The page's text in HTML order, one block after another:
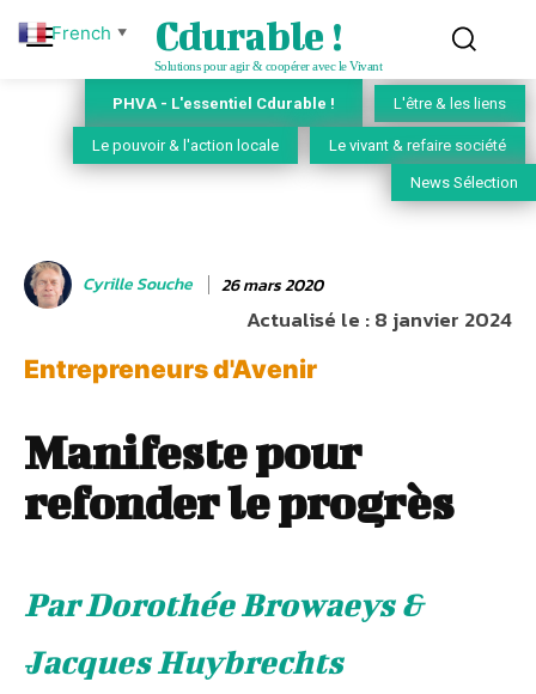
Cdurable !
Solutions pour agir & coopérer avec le Vivant
PHVA - L'essentiel Cdurable ! L'être & les liens
Le pouvoir & l'action locale Le vivant & refaire société
News Sélection
Cyrille Souche 26 mars 2020
Actualisé le :8 janvier 2024
Entrepreneurs d'Avenir
Manifeste pour
refonder le progrès
Par Dorothée Browaeys &
Jacques Huybrechts
French ▼